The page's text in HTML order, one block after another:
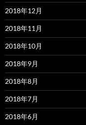
2018年12月
2018年11月
2018年10月
2018年9月
2018年8月
2018年7月
2018年6月